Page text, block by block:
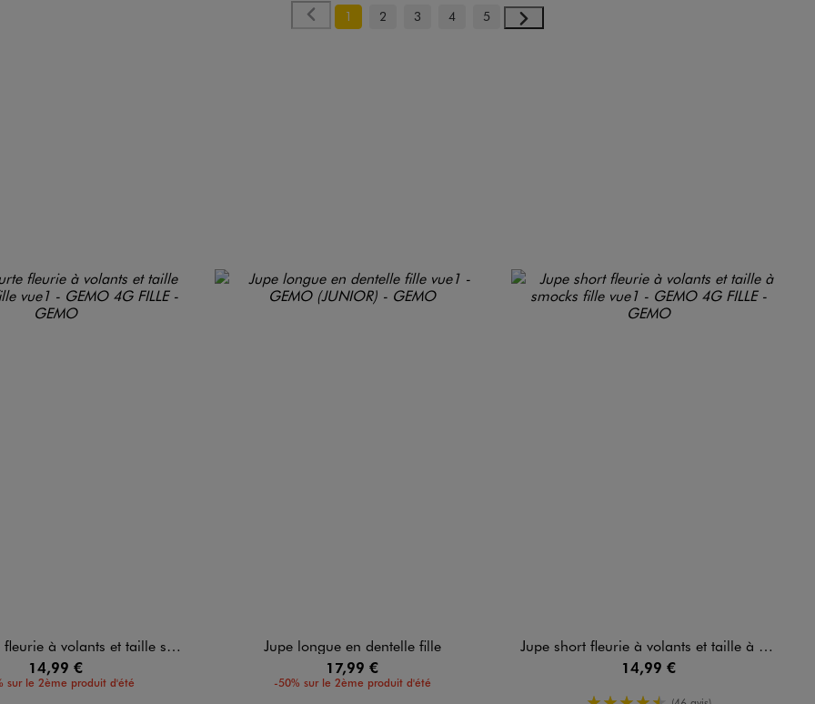
1 2 3 4 5
à volants et taille smockée fille
14,99 €
sur le 2ème produit d'été
Jupe longue en dentelle fille
17,99 €
-50% sur le 2ème produit d'été
Jupe short fleurie à volants et taille à smocks fille
14,99 €